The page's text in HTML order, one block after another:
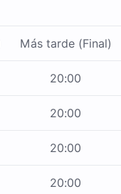
Más tarde (Final)
20:00
20:00
20:00
20:00